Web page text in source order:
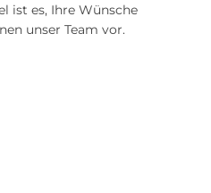
ist es, Ihre Wünsche
unser Team vor.